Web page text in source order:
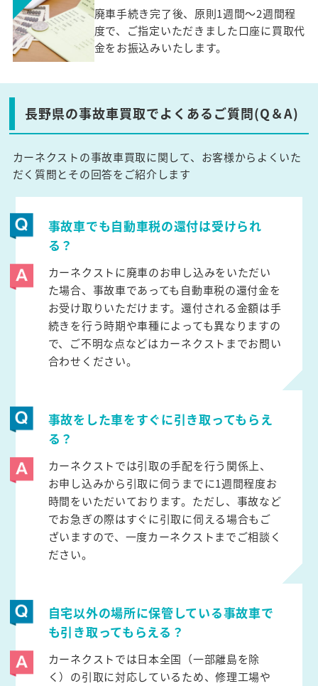
廃車手続き完了後、原則1週間～2週間程
度で、ご指定いただきました口座に買取代
金をお振込みいたします。
長野県の事故車買取でよくあるご質問(Q＆A)
カーネクストの事故車買取に関して、お客様からよくいた
だく質問とその回答をご紹介します
事故車でも自動車税の還付は受けられ
る？
カーネクストに廃車のお申し込みをいただい
た場合、事故車であっても自動車税の還付金を
お受け取りいただけます。還付される金額は手
続きを行う時期や車種によっても異なりますの
で、ご不明な点などはカーネクストまでお問い
合わせください。
事故をした車をすぐに引き取ってもらえ
る？
カーネクストでは引取の手配を行う関係上、
お申し込みから引取に伺うまでに1週間程度お
時間をいただいております。ただし、事故など
でお急ぎの際はすぐに引取に伺える場合もご
ざいますので、一度カーネクストまでご相談く
ださい。
自宅以外の場所に保管している事故車で
も引き取ってもらえる？
カーネクストでは日本全国（一部離島を除
く）の引取に対応しているため、修理工場や